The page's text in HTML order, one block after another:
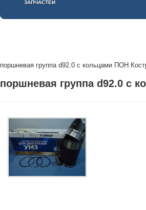
ЗАПЧАСТЕЙ
поршневая группа d92.0 с кольцами ПОН
поршневая группа d92.0 с